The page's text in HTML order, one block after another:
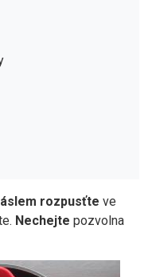
rozpusťte ve
Nechejte pozvolna